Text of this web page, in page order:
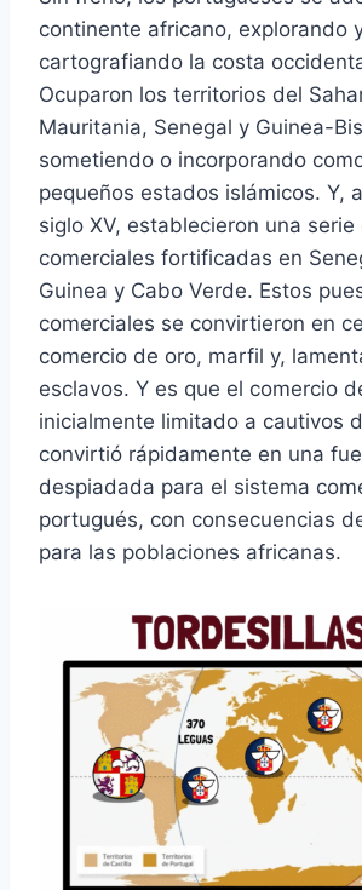
continente africano, explorando
cartografiando la costa
Ocuparon los territorios del
Mauritania, Senegal y Guinea-
sometiendo o incorporando
pequeños estados islámicos. Y,
siglo XV, establecieron una
comerciales fortificadas en
Guinea y Cabo Verde. Estos
comerciales se convirtieron en
comercio de oro, marfil y,
esclavos. Y es que el comercio
inicialmente limitado a cautivos
convirtió rápidamente en una
despiadada para el sistema
portugués, con consecuencias
para las poblaciones africanas.